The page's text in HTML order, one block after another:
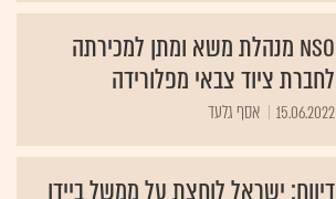
NSO מנהלת משא ומתן למכירתה
לחברת ציוד צבאי מפלורידה
15.06.2022 אסף גלעד